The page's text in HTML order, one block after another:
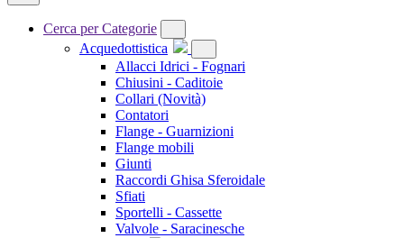
Cerca per Categorie
Acquedottistica
Allacci Idrici - Fognari
Chiusini - Caditoie
Collari (Novità)
Contatori
Flange - Guarnizioni
Flange mobili
Giunti
Raccordi Ghisa Sferoidale
Sfiati
Sportelli - Cassette
Valvole - Saracinesche